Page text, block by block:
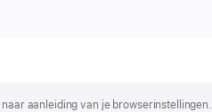
aanleiding van je browserinstellingen.